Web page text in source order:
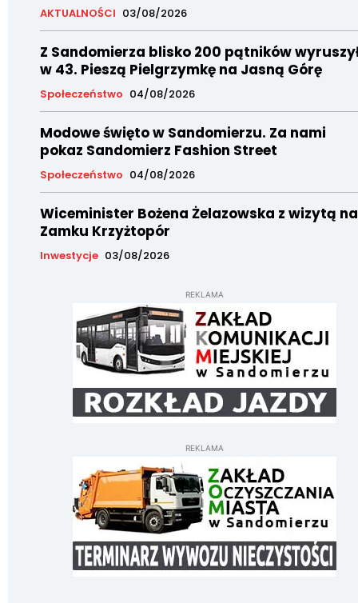
AKTUALNOŚCI 03/08/2026
Z Sandomierza blisko 200 pątników
w 43. Pieszą Pielgrzymkę na Jasną Górę
Społeczeństwo 04/08/2026
Modowe święto w Sandomierzu. Za nami
pokaz Sandomierz Fashion Street
Społeczeństwo 04/08/2026
Wiceminister Bożena Żelazowska z wizytą na
Zamku Krzyżtopór
Inwestycje 03/08/2026
REKLAMA
REKLAMA